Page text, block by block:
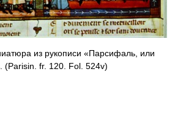
из рукописи «Парсифаль, или
(Parisin. fr. 120. Fol. 524v)